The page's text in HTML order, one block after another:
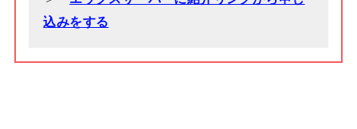
込みをする